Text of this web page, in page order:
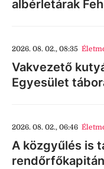
albérletárak
2026. 08. 02., 08:35
Vakvezető
Egyesület
2026. 08. 02., 06:46
A közgyűlés is